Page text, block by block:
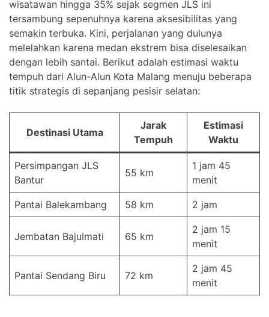
wisatawan hingga 35% sejak segmen JLS ini
tersambung sepenuhnya karena aksesibilitas yang
semakin terbuka. Kini, perjalanan yang dulunya
melelahkan karena medan ekstrem bisa diselesaikan
dengan lebih santai. Berikut adalah estimasi waktu
tempuh dari Alun-Alun Kota Malang menuju beberapa
titik strategis di sepanjang pesisir selatan:
Destinasi Utama
Jarak
Tempuh
Estimasi
Waktu
Persimpangan JLS
Bantur
55 km
1 jam 45
menit
Pantai Balekambang 58 km 2 jam
Jembatan Bajulmati 65 km
2 jam 15
menit
Pantai Sendang Biru 72 km
2 jam 45
menit